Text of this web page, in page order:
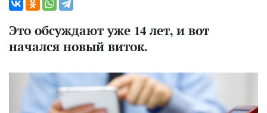
Это обсуждают уже 14 лет, и вот
начался новый виток.